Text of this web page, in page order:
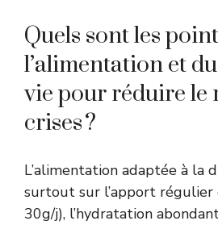
Quels sont les
l’alimentation et
vie pour réduire le
crises ?
L’alimentation adaptée à la
surtout sur l’apport régulier
30g/j), l’hydratation